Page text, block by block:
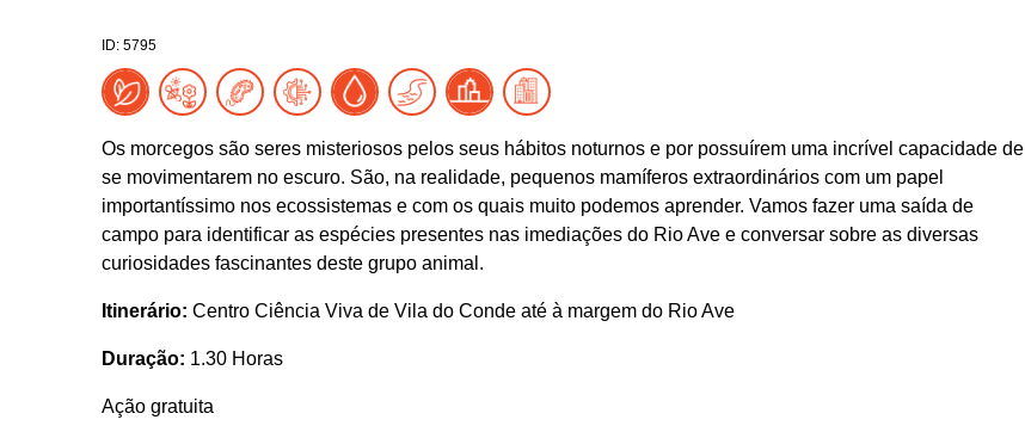
ID: 5795
Os morcegos são seres misteriosos pelos seus hábitos noturnos e por possuírem uma incrível capacidade de
se movimentarem no escuro. São, na realidade, pequenos mamíferos extraordinários com um papel
importantíssimo nos ecossistemas e com os quais muito podemos aprender. Vamos fazer uma saída de
campo para identificar as espécies presentes nas imediações do Rio Ave e conversar sobre as diversas
curiosidades fascinantes deste grupo animal.
Itinerário: Centro Ciência Viva de Vila do Conde até à margem do Rio Ave
Duração: 1.30 Horas
Ação gratuita